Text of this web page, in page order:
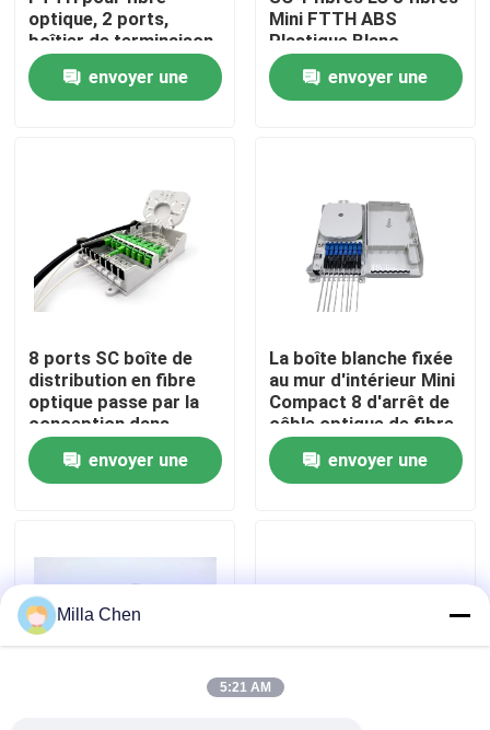
Maison
Au sujet de nous
Visite d'usine
Contrôle de qualité
Contactez-nous
Cas
Demandez une citation
optique, 2 ports,
boîtier de terminaison
de fibre pour câble
intérieurenvoyer une
Mini FTTH ABS
Plastique Blanc
Distribution Murale
Prise Faceplate
envoyer une
8 ports SC boîte de
distribution en fibre
optique passe par la
conception dans
FTTH GPON CATV
envoyer une
La boîte blanche fixée
au mur d'intérieur Mini
Compact 8 d'arrêt de
câble optique de fibre
d'IP54 FTTH creuse
l'adaptateur de Sc
envoyer une
Milla Chen
5:21 AM